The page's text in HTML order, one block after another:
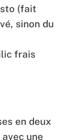
(fait
sinon du
frais
en deux
une